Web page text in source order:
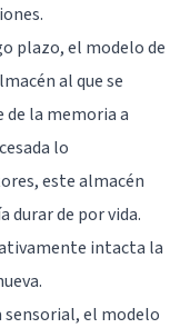
plazo, el modelo de
al que se
la memoria a
lo
este almacén
durar de por vida.
intacta la
el modelo